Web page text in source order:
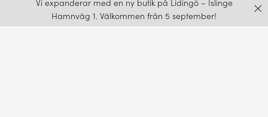
Vi expanderar med en ny butik på Lidingö – Islinge
Hamnväg 1. Välkommen från 5 september!